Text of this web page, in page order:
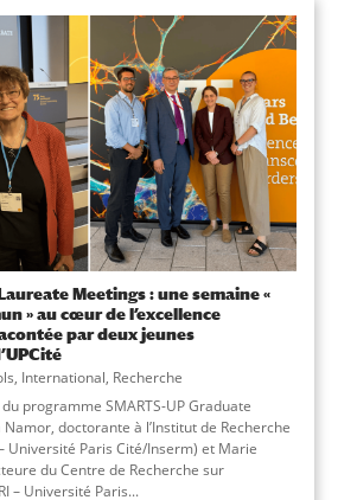
Meetings : une semaine «
» au cœur de l’excellence
par deux jeunes
, International, Recherche
programme SMARTS-UP Graduate
doctorante à l’Institut de Recherche
Université Paris Cité/Inserm) et Marie
du Centre de Recherche sur
– Université Paris...